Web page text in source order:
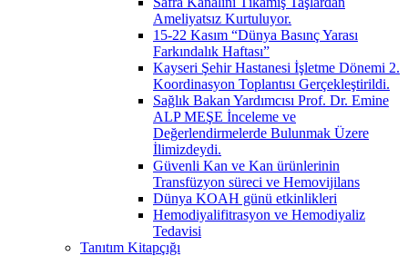
Ameliyatsız Kurtuluyor.
15-22 Kasım “Dünya Basınç Yarası
Farkındalık Haftası”
Kayseri Şehir Hastanesi İşletme Dönemi 2.
Koordinasyon Toplantısı Gerçekleştirildi.
Sağlık Bakan Yardımcısı Prof. Dr. Emine
ALP MEŞE İnceleme ve
Değerlendirmelerde Bulunmak Üzere
İlimizdeydi.
Güvenli Kan ve Kan ürünlerinin
Transfüzyon süreci ve Hemovijilans
Dünya KOAH günü etkinlikleri
Hemodiyalifitrasyon ve Hemodiyaliz
Tedavisi
Tanıtım Kitapçığı